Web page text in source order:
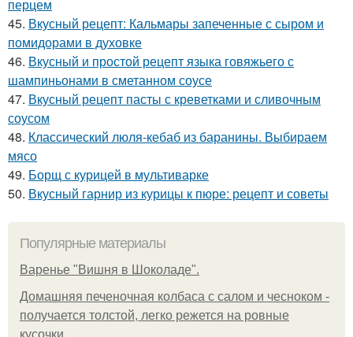
перцем
45. Вкусный рецепт: Кальмары запеченные с сыром и
помидорами в духовке
46. Вкусный и простой рецепт языка говяжьего с
шампиньонами в сметанном соусе
47. Вкусный рецепт пасты с креветками и сливочным
соусом
48. Классический люля-кебаб из баранины. Выбираем
мясо
49. Борщ с курицей в мультиварке
50. Вкусный гарнир из курицы к пюре: рецепт и советы
Популярные материалы
Варенье "Вишня в Шоколаде".
Домашняя печеночная колбаса с салом и чесноком -
получается толстой, легко режется на ровные
кусочки.